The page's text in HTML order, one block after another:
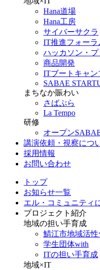
Hana道場
Hana工房
サイバーサクラ
IT推進フォーラ
ハッカソン・
商品開発
ITブートキャン
SABAE
まちなか賑わい
さばぷら
La Tempo
研修
オープン
講演依頼・視察につ
採用情報
お問い合わせ
トップ
お知らせ一覧
エル・コミュニティ
プロジェクト紹介
地域の担い手育成
鯖江市地域活
学生団体with
ITの担い手育成
地域×IT